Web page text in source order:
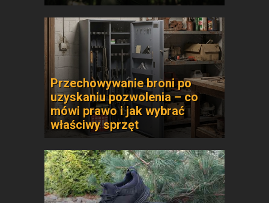
Przechowywanie broni po
uzyskaniu pozwolenia – co
mówi prawo i jak wybrać
właściwy sprzęt